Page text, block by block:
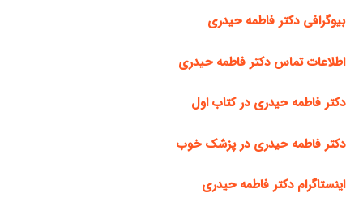
بیوگرافی دکتر فاطمه حیدری
اطلاعات تماس دکتر فاطمه حیدری
دکتر فاطمه حیدری در کتاب اول
دکتر فاطمه حیدری در پزشک خوب
اینستاگرام دکتر فاطمه حیدری